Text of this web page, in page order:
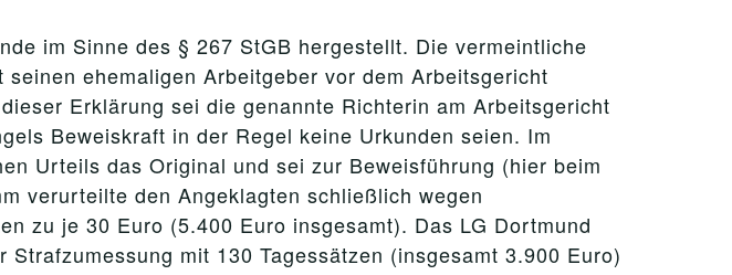
im Sinne des § 267 StGB hergestellt. Die vermeintliche
ehemaligen Arbeitgeber vor dem Arbeitsgericht
Erklärung sei die genannte Richterin am Arbeitsgericht
Beweiskraft in der Regel keine Urkunden seien. Im
Urteils das Original und sei zur Beweisführung (hier beim
verurteilte den Angeklagten schließlich wegen
zu je 30 Euro (5.400 Euro insgesamt). Das LG Dortmund
mit 130 Tagessätzen (insgesamt 3.900 Euro)